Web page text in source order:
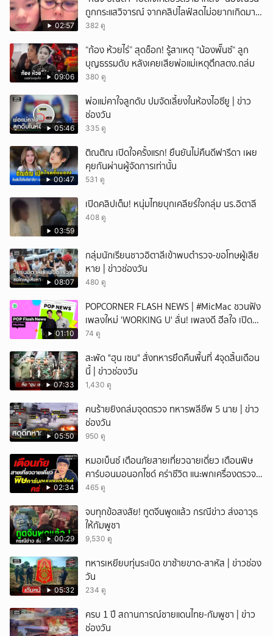
02:57
ถูกกระแสวิจารณ์ จากคลิปไลฟ์สดไม่อยากเกิดมา
หน้าเหมือนพ่อ
382 ดู
09:06
“ก้อง ห้วยไร่” สุดช็อก! รู้สาเหตุ “น้องพั๊นซ์“ ลูก
บุญธรรมดับ หลังเคยเสียพ่อแม่เหตุตึกสตง.ถล่ม
380 ดู
05:46
พ่อแม่คาใจลูกดับ ปมจัดเลี้ยงในห้องไอซียู | ข่าว
ช่องวัน
335 ดู
00:47
ติณติณ เปิดใจครั้งแรก! ยืนยันไม่คืนดีฟารีดา เผย
คุยกันผ่านผู้จัดการเท่านั้น
531 ดู
03:59
เปิดคลิปเต็ม! หนุ่มไทยบุกเคลียร์ใจกลุ่ม นร.อิตาลี
408 ดู
08:07
กลุ่มนักเรียนชาวอิตาลีเข้าพบตำรวจ-ขอโทษผู้เสีย
หาย | ข่าวช่องวัน
480 ดู
01:10
POPCORNER FLASH NEWS | #MicMac ชวนฟัง
เพลงใหม่ 'WORKING U' ลั่น! เพลงดี ฮีลใจ เปิด
ฟังได้ทุกสถานการณ์
74 ดู
07:33
สะพัด "ฮุน เซน" สั่งทหารยึดคืนพื้นที่ 4จุดสิ้นเดือน
นี้ | ข่าวช่องวัน
1,430 ดู
05:50
คนร้ายยิงถล่มจุดตรวจ ทหารพลีชีพ 5 นาย | ข่าว
ช่องวัน
950 ดู
02:34
หมอเบ็นซ์ เตือนภัยสายเที่ยวฉายเดี่ยว เตือนพิษ
คาร์บอนมอนอกไซด์ คร่าชีวิต แนะพกเครื่องตรวจ
วัดติดตัว
465 ดู
00:29
จบทุกข้อสงสัย! ทูตจีนพูดแล้ว กรณีข่าว ส่งอาวุธ
ให้กัมพูชา
9,530 ดู
05:32
ทหารเหยียบทุ่นระเบิด ขาซ้ายขาด-สาหัส | ข่าวช่อง
วัน
234 ดู
ครบ 1 ปี สถานการณ์ชายแดนไทย-กัมพูชา | ข่าว
ช่องวัน
ยกเลิก